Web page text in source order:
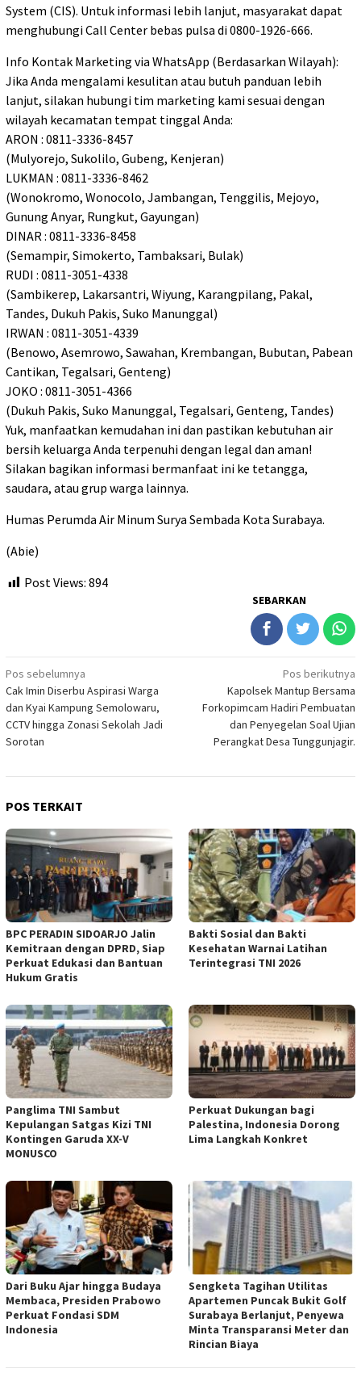
System (CIS). Untuk informasi lebih lanjut, masyarakat dapat
menghubungi Call Center bebas pulsa di 0800-1926-666.
Info Kontak Marketing via WhatsApp (Berdasarkan Wilayah):
Jika Anda mengalami kesulitan atau butuh panduan lebih
lanjut, silakan hubungi tim marketing kami sesuai dengan
wilayah kecamatan tempat tinggal Anda:
ARON : 0811-3336-8457
(Mulyorejo, Sukolilo, Gubeng, Kenjeran)
LUKMAN : 0811-3336-8462
(Wonokromo, Wonocolo, Jambangan, Tenggilis, Mejoyo,
Gunung Anyar, Rungkut, Gayungan)
DINAR : 0811-3336-8458
(Semampir, Simokerto, Tambaksari, Bulak)
RUDI : 0811-3051-4338
(Sambikerep, Lakarsantri, Wiyung, Karangpilang, Pakal,
Tandes, Dukuh Pakis, Suko Manunggal)
IRWAN : 0811-3051-4339
(Benowo, Asemrowo, Sawahan, Krembangan, Bubutan, Pabean
Cantikan, Tegalsari, Genteng)
JOKO : 0811-3051-4366
(Dukuh Pakis, Suko Manunggal, Tegalsari, Genteng, Tandes)
Yuk, manfaatkan kemudahan ini dan pastikan kebutuhan air
bersih keluarga Anda terpenuhi dengan legal dan aman!
Silakan bagikan informasi bermanfaat ini ke tetangga,
saudara, atau grup warga lainnya.
Humas Perumda Air Minum Surya Sembada Kota Surabaya.
(Abie)
Post Views: 894
SEBARKAN
Navigasi
pos
Pos sebelumnya
Cak Imin Diserbu Aspirasi Warga
dan Kyai Kampung Semolowaru,
CCTV hingga Zonasi Sekolah Jadi
Sorotan
Pos berikutnya
Kapolsek Mantup Bersama
Forkopimcam Hadiri Pembuatan
dan Penyegelan Soal Ujian
Perangkat Desa Tunggunjagir.
POS TERKAIT
BPC PERADIN SIDOARJO Jalin
Kemitraan dengan DPRD, Siap
Perkuat Edukasi dan Bantuan
Hukum Gratis
Bakti Sosial dan Bakti
Kesehatan Warnai Latihan
Terintegrasi TNI 2026
Panglima TNI Sambut
Kepulangan Satgas Kizi TNI
Kontingen Garuda XX-V
MONUSCO
Perkuat Dukungan bagi
Palestina, Indonesia Dorong
Lima Langkah Konkret
Dari Buku Ajar hingga Budaya
Membaca, Presiden Prabowo
Perkuat Fondasi SDM
Indonesia
Sengketa Tagihan Utilitas
Apartemen Puncak Bukit Golf
Surabaya Berlanjut, Penyewa
Minta Transparansi Meter dan
Rincian Biaya